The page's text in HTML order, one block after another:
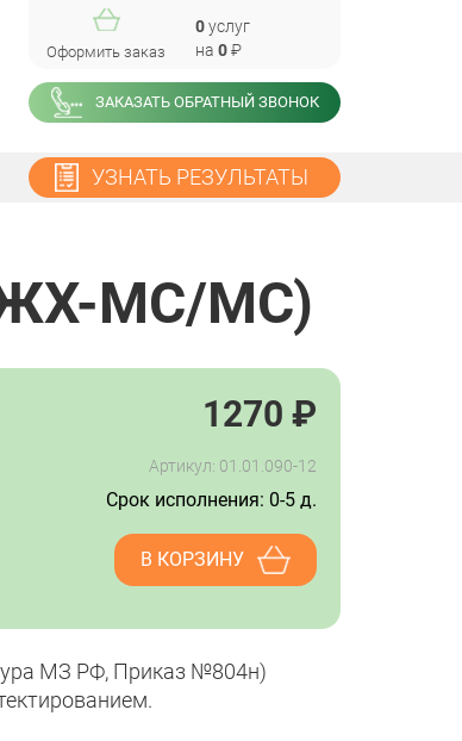
Оформить заказ
0услуг
на 0₽
ЗАКАЗАТЬ ОБРАТНЫЙ ЗВОНОК
УЗНАТЬ РЕЗУЛЬТАТЫ
МС/МС)
1270 ₽
Артикул: 01.01.090-12
Срок исполнения: 0-5 д.
В КОРЗИНУ
МЗ РФ, Приказ №804н)